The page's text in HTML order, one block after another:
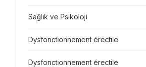
Sağlık ve Psikoloji
Dysfonctionnement érectile
Dysfonctionnement érectile